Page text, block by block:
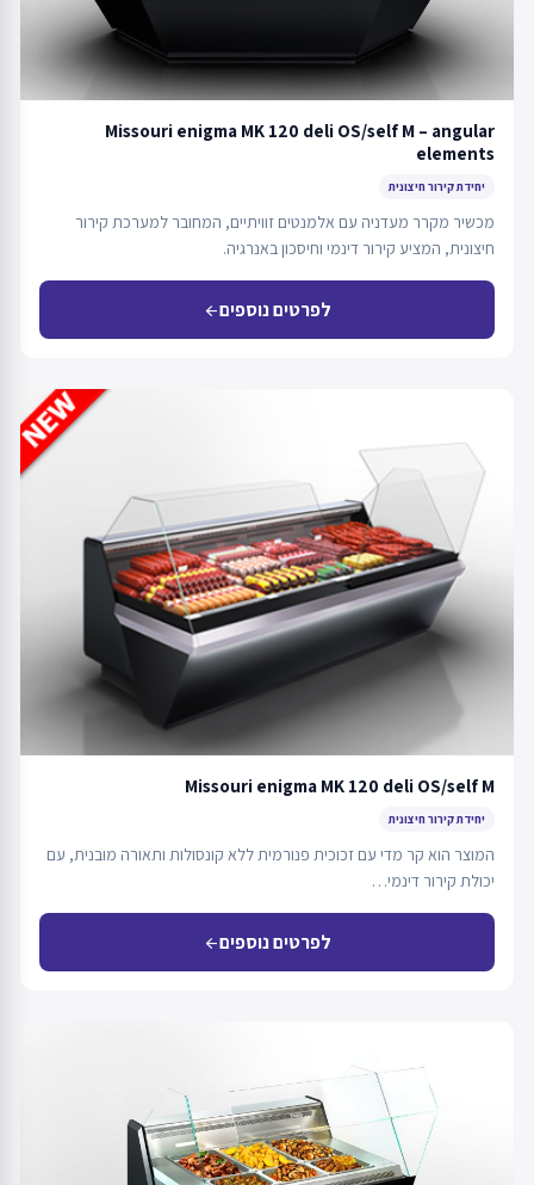
Missouri enigma MK 120 deli OS/self M – angular
elements
יחידת קירור חיצונית
מכשיר מקרר מעדניה עם אלמנטים זוויתיים, המחובר למערכת קירור
חיצונית, המציע קירור דינמי וחיסכון באנרגיה.
לפרטים נוספיםarrow_back
Missouri enigma MK 120 deli OS/self M
יחידת קירור חיצונית
המוצר הוא קר מדי עם זכוכית פנורמית ללא קונסולות ותאורה מובנית, עם
יכולת קירור דינמי…
לפרטים נוספיםarrow_back